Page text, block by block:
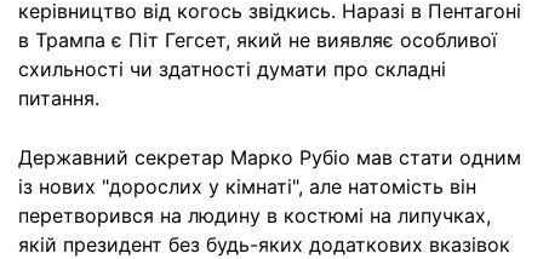
керівництво від когось звідкись. Наразі в Пентагоні
в Трампа є Піт Гегсет, який не виявляє особливої
схильності чи здатності думати про складні
питання.
Державний секретар Марко Рубіо мав стати одним
із нових "дорослих у кімнаті", але натомість він
перетворився на людину в костюмі на липучках,
якій президент без будь-яких додаткових вказівок